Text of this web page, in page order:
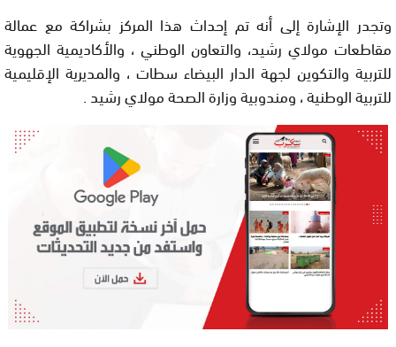
وتجدر الإشارة إلى أنه تم إحداث هذا المركز بشراكة مع عمالة
مقاطعات مولاي رشيد، والتعاون الوطني ، والأكاديمية الجهوية
للتربية والتكوين لجهة الدار البيضاء سطات ، والمديرية الإقليمية
للتربية الوطنية ، ومندوبية وزارة الصحة مولاي رشيد .